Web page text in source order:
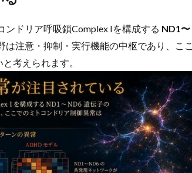
ドリア呼吸鎖Complex Iを構成する ND1〜
は注意・抑制・実行機能の中枢であり、ここ
考えられます。